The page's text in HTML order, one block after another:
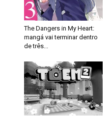
The Dangers in My Heart:
mangá vai terminar dentro
de três...